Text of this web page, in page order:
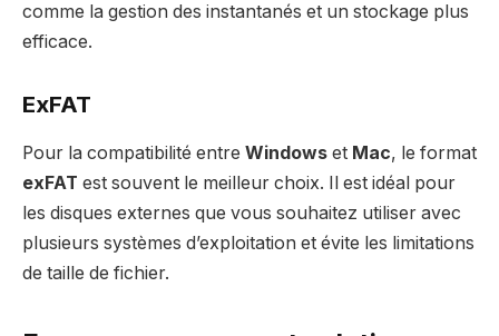
comme la gestion des instantanés et un stockage plus
efficace.
ExFAT
Pour la compatibilité entre Windows et Mac, le format
exFAT est souvent le meilleur choix. Il est idéal pour
les disques externes que vous souhaitez utiliser avec
plusieurs systèmes d’exploitation et évite les limitations
de taille de fichier.